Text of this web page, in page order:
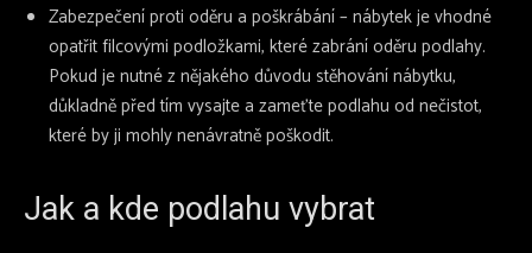
Zabezpečení proti oděru a poškrábání – nábytek je vhodné
opatřit filcovými podložkami, které zabrání oděru podlahy.
Pokud je nutné z nějakého důvodu stěhování nábytku,
důkladně před tím vysajte a zameťte podlahu od nečistot,
které by ji mohly nenávratně poškodit.
Jak a kde podlahu vybrat